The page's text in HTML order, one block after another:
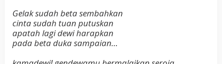
Gelak sudah beta sembahkan
cinta sudah tuan putuskan
apatah lagi dewi harapkan
pada beta duka sampaian…